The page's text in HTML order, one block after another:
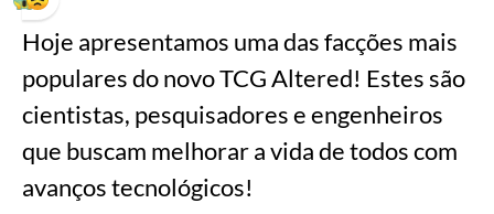
Hoje apresentamos uma das facções mais
populares do novo TCG Altered! Estes são
cientistas, pesquisadores e engenheiros
que buscam melhorar a vida de todos com
avanços tecnológicos!